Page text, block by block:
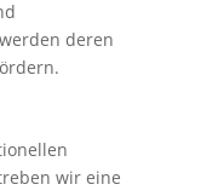
deren
wir eine